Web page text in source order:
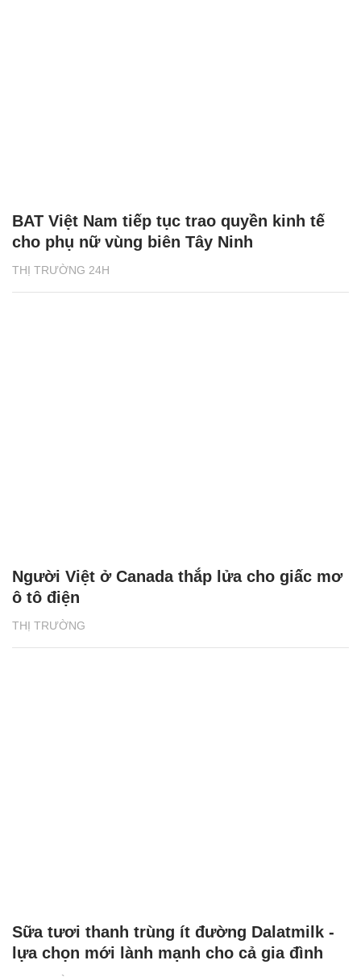
THỊ TRƯỜNG 24H
BAT Việt Nam tiếp tục trao quyền kinh tế
cho phụ nữ vùng biên Tây Ninh
THỊ TRƯỜNG
Người Việt ở Canada thắp lửa cho giấc mơ
ô tô điện
Sữa tươi thanh trùng ít đường Dalatmilk -
lựa chọn mới lành mạnh cho cả gia đình